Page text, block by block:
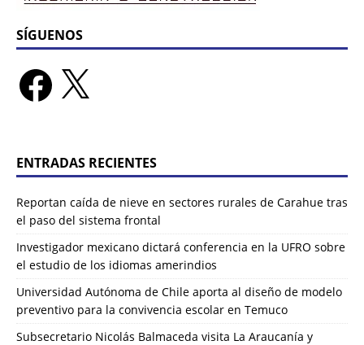
SÍGUENOS
ENTRADAS RECIENTES
Reportan caída de nieve en sectores rurales de Carahue tras
el paso del sistema frontal
Investigador mexicano dictará conferencia en la UFRO sobre
el estudio de los idiomas amerindios
Universidad Autónoma de Chile aporta al diseño de modelo
preventivo para la convivencia escolar en Temuco
Subsecretario Nicolás Balmaceda visita La Araucanía y